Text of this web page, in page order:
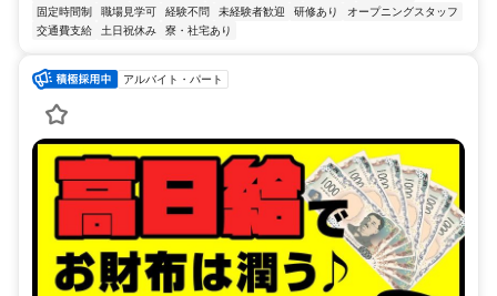
固定時間制
職場見学可 経験不問 未経験者歓迎 研修あり
オープニングスタッフ
交通費支給
土日祝休み 寮・社宅あり
アルバイト・パート